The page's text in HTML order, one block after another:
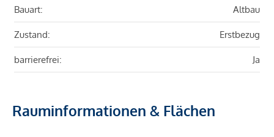
Bauart: Altbau
Zustand: Erstbezug
barrierefrei: Ja
Rauminformationen & Flächen